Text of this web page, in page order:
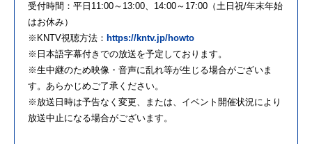
受付時間：平日11:00～13:00、14:00～17:00（土日祝/年末年始
はお休み）
※KNTV視聴方法： https://kntv.jp/howto
※日本語字幕付きでの放送を予定しております。
※生中継のため映像・音声に乱れ等が生じる場合がございま
す。あらかじめご了承ください。
※放送日時は予告なく変更、または、イベント開催状況により
放送中止になる場合がございます。